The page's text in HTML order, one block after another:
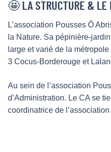
🤩 LA STRUCTURE & LE
L’association Pousses Ô
la Nature. Sa pépinière-
large et varié de la
3 Cocus-Borderouge et
Au sein de l’association
d’Administration. Le CA se
coordinatrice de